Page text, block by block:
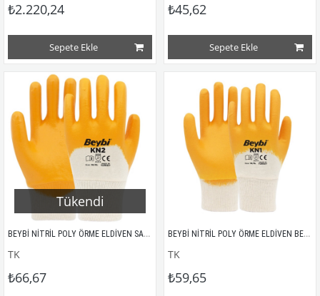
₺2.220,24
Sepete Ekle
₺45,62
Sepete Ekle
Tükendi
BEYBİ NİTRİL POLY ÖRME ELDİVEN SARI KN2
TK
₺66,67
BEYBİ NİTRİL POLY ÖRME ELDİVEN BEYAZ SARI KN1
TK
₺59,65